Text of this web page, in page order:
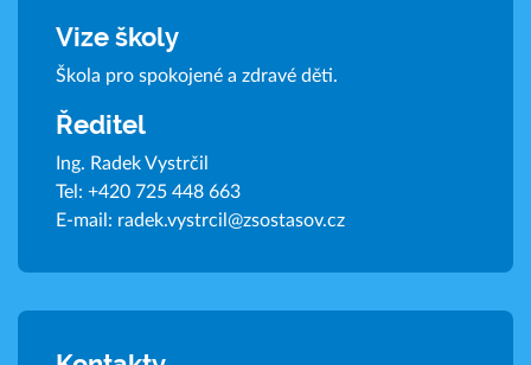
Vize školy
Škola pro spokojené a zdravé děti.
Ředitel
Ing. Radek Vystrčil
Tel: +420 725 448 663
E-mail: radek.vystrcil@zsostasov.cz